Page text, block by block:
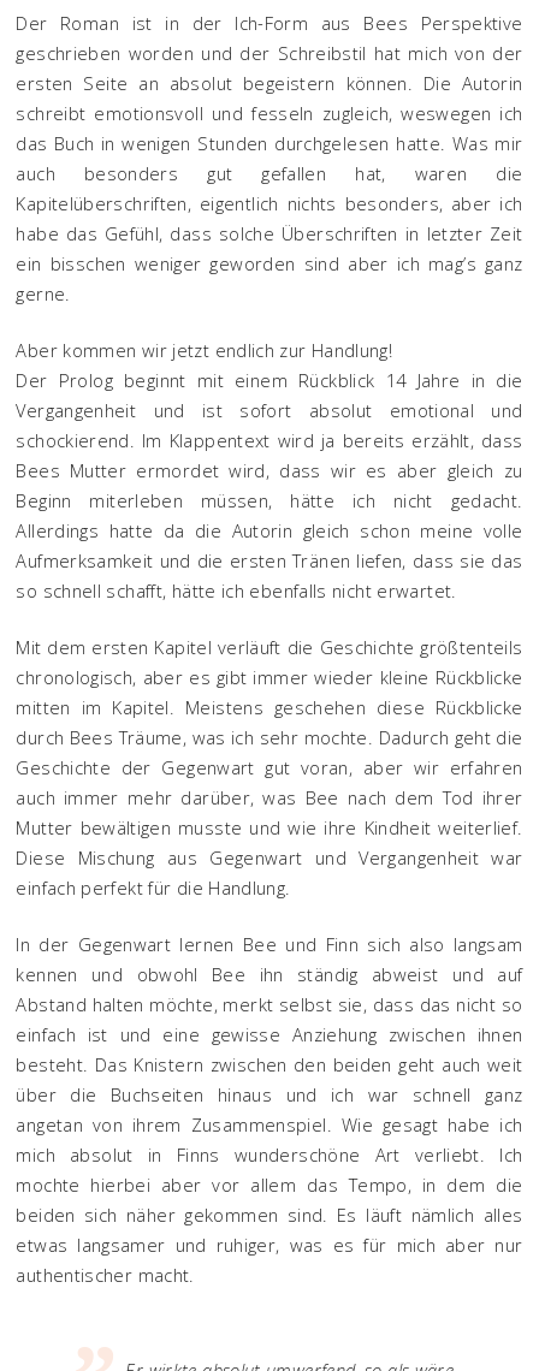
Der Roman ist in der Ich-Form aus Bees Perspektive
geschrieben worden und der Schreibstil hat mich von der
ersten Seite an absolut begeistern können. Die Autorin
schreibt emotionsvoll und fesseln zugleich, weswegen ich
das Buch in wenigen Stunden durchgelesen hatte. Was mir
auch besonders gut gefallen hat, waren die
Kapitelüberschriften, eigentlich nichts besonders, aber ich
habe das Gefühl, dass solche Überschriften in letzter Zeit
ein bisschen weniger geworden sind aber ich mag’s ganz
gerne.
Aber kommen wir jetzt endlich zur Handlung!
Der Prolog beginnt mit einem Rückblick 14 Jahre in die
Vergangenheit und ist sofort absolut emotional und
schockierend. Im Klappentext wird ja bereits erzählt, dass
Bees Mutter ermordet wird, dass wir es aber gleich zu
Beginn miterleben müssen, hätte ich nicht gedacht.
Allerdings hatte da die Autorin gleich schon meine volle
Aufmerksamkeit und die ersten Tränen liefen, dass sie das
so schnell schafft, hätte ich ebenfalls nicht erwartet.
Mit dem ersten Kapitel verläuft die Geschichte größtenteils
chronologisch, aber es gibt immer wieder kleine Rückblicke
mitten im Kapitel. Meistens geschehen diese Rückblicke
durch Bees Träume, was ich sehr mochte. Dadurch geht die
Geschichte der Gegenwart gut voran, aber wir erfahren
auch immer mehr darüber, was Bee nach dem Tod ihrer
Mutter bewältigen musste und wie ihre Kindheit weiterlief.
Diese Mischung aus Gegenwart und Vergangenheit war
einfach perfekt für die Handlung.
In der Gegenwart lernen Bee und Finn sich also langsam
kennen und obwohl Bee ihn ständig abweist und auf
Abstand halten möchte, merkt selbst sie, dass das nicht so
einfach ist und eine gewisse Anziehung zwischen ihnen
besteht. Das Knistern zwischen den beiden geht auch weit
über die Buchseiten hinaus und ich war schnell ganz
angetan von ihrem Zusammenspiel. Wie gesagt habe ich
mich absolut in Finns wunderschöne Art verliebt. Ich
mochte hierbei aber vor allem das Tempo, in dem die
beiden sich näher gekommen sind. Es läuft nämlich alles
etwas langsamer und ruhiger, was es für mich aber nur
authentischer macht.